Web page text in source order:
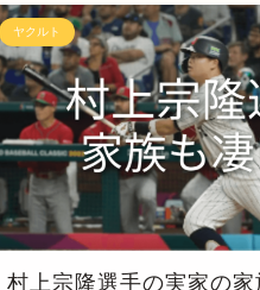
ヤクルト
村上宗隆選手の実家の家